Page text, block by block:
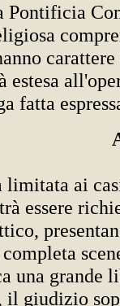
estesa
fatta
limitata ai
essere
una grande
il giudizio